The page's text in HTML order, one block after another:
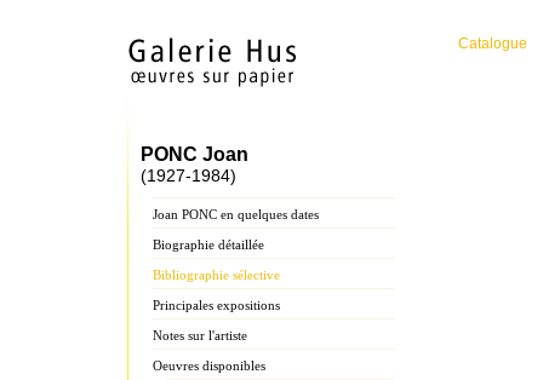
Catalogue
PONC Joan
(1927-1984)
Joan PONC en quelques dates
Biographie détaillée
Bibliographie sélective
Principales expositions
Notes sur l'artiste
Oeuvres disponibles